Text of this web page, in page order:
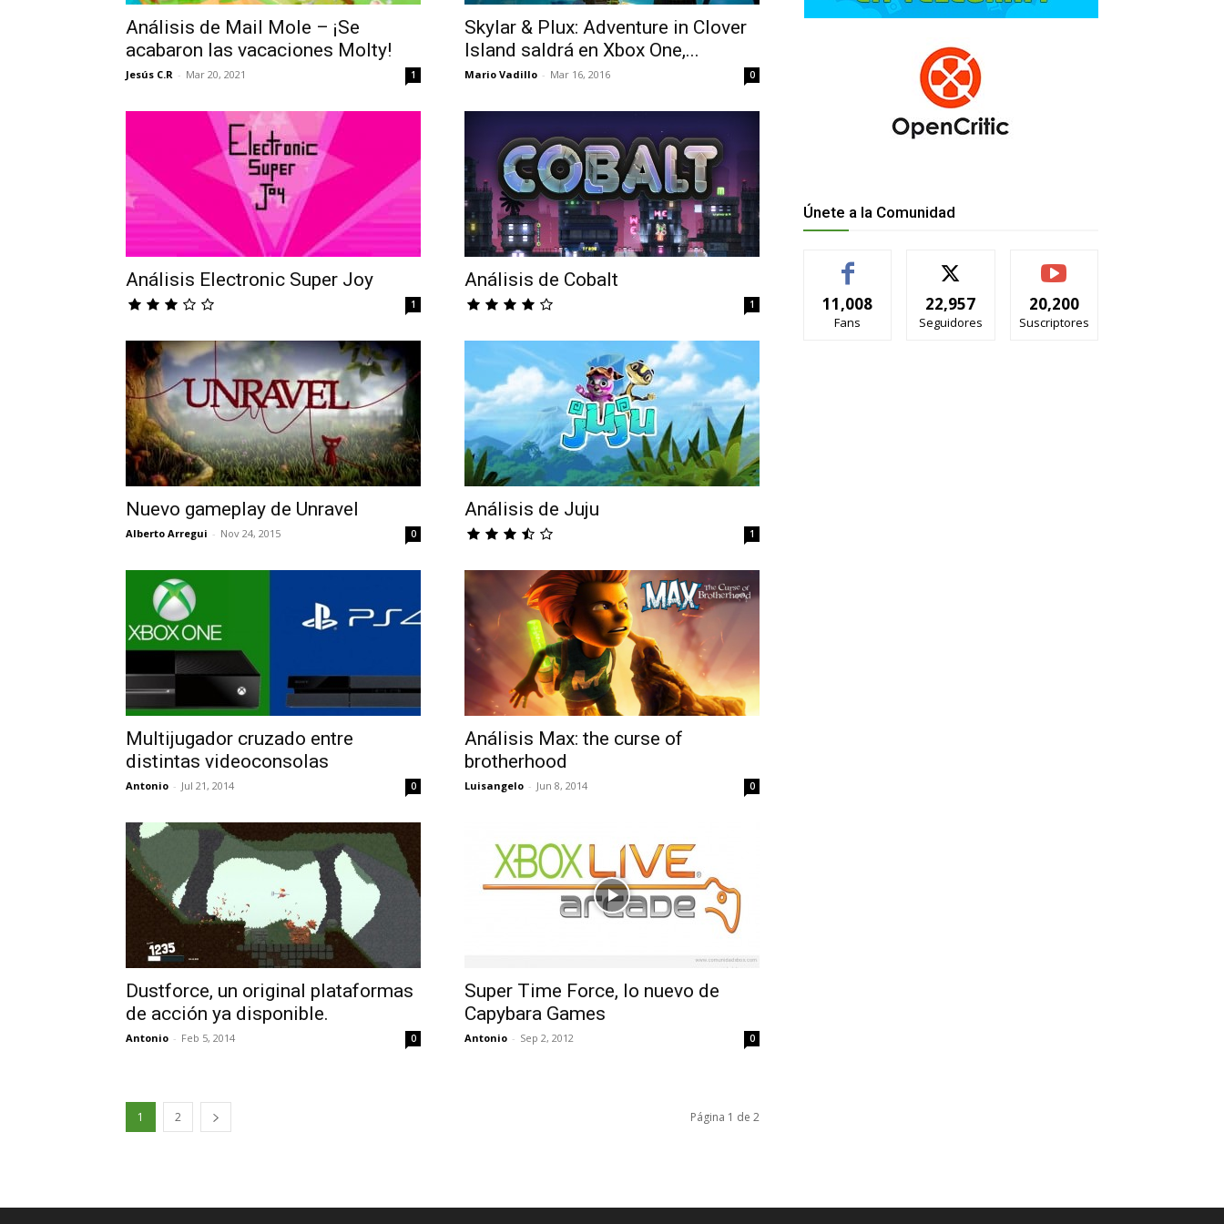
Análisis de Mail Mole – ¡Se
acabaron las vacaciones Molty!
Jesús C.R - Mar 20, 2021 1
Skylar & Plux: Adventure in Clover
Island saldrá en Xbox One,...
Mario Vadillo - Mar 16, 2016 0
Análisis Electronic Super Joy
1
Análisis de Cobalt
1
Nuevo gameplay de Unravel
Alberto Arregui - Nov 24, 2015 0
Análisis de Juju
1
Multijugador cruzado entre
distintas videoconsolas
Antonio - Jul 21, 2014 0
Análisis Max: the curse of
brotherhood
Luisangelo - Jun 8, 2014 0
Dustforce, un original plataformas
de acción ya disponible.
Antonio - Feb 5, 2014 0
Super Time Force, lo nuevo de
Capybara Games
Antonio - Sep 2, 2012 0
1 2 Página 1 de 2
Únete a la Comunidad
11,008
Fans
22,957
Seguidores
20,200
Suscriptores